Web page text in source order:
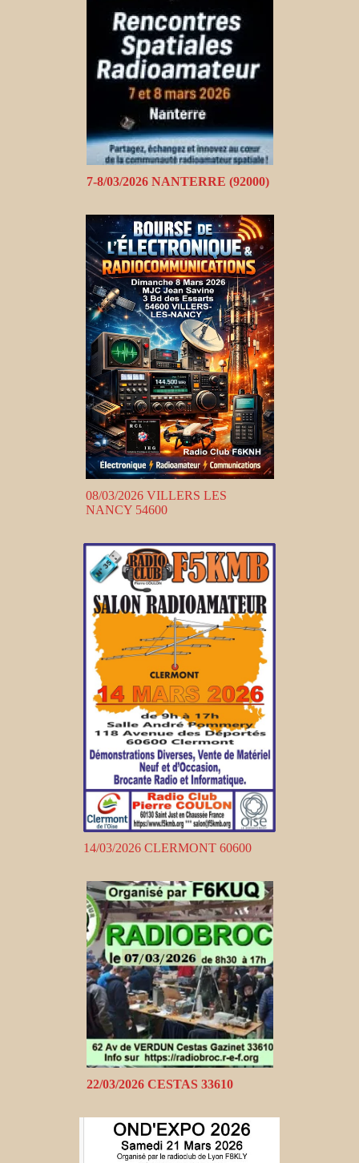
7-8/03/2026 NANTERRE (92000)
08/03/2026 VILLERS LES
NANCY 54600
14/03/2026 CLERMONT 60600
22/03/2026 CESTAS 33610